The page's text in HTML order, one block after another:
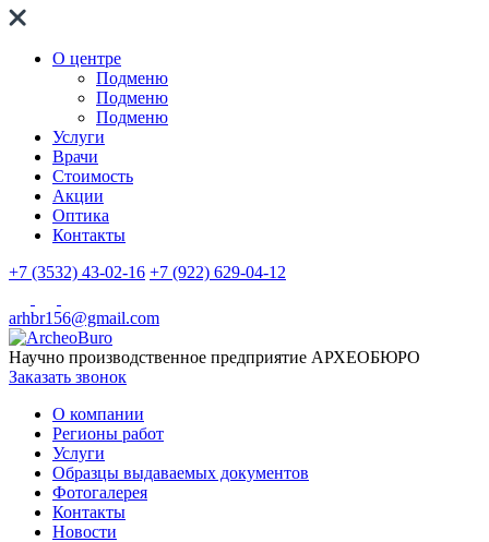
О центре
Подменю
Подменю
Подменю
Услуги
Врачи
Стоимость
Акции
Оптика
Контакты
+7 (3532) 43-02-16 +7 (922) 629-04-12
arhbr156@gmail.com
Научно производственное предприятие АРХЕОБЮРО
Заказать звонок
О компании
Регионы работ
Услуги
Образцы выдаваемых документов
Фотогалерея
Контакты
Новости